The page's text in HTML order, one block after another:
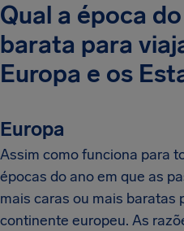
Qual a época
barata para
Europa e os
Europa
Assim como funciona para
épocas do ano em que as
mais caras ou mais baratas
continente europeu. As